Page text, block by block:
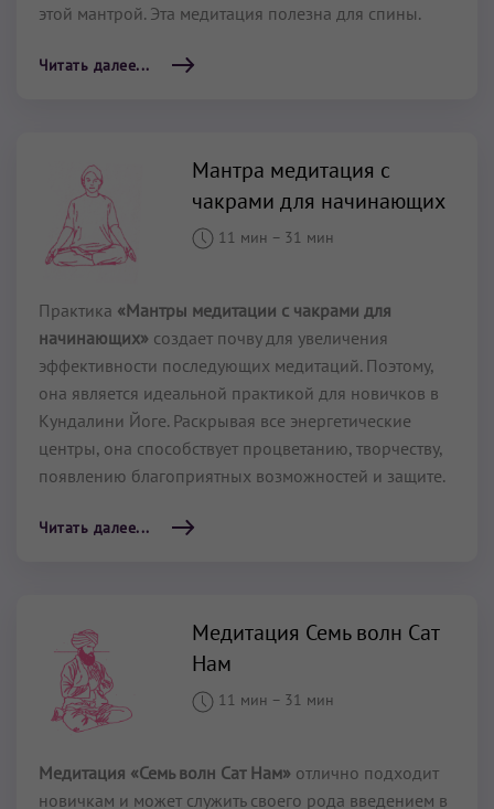
этой мантрой. Эта медитация полезна для спины.
Читать далее...
Мантра медитация с
чакрами для начинающих
11 мин – 31 мин
Практика «Мантры медитации с чакрами для
начинающих» создает почву для увеличения
эффективности последующих медитаций. Поэтому,
она является идеальной практикой для новичков в
Кундалини Йоге. Раскрывая все энергетические
центры, она способствует процветанию, творчеству,
появлению благоприятных возможностей и защите.
Читать далее...
Медитация Семь волн Сат
Нам
11 мин – 31 мин
Медитация «Семь волн Сат Нам» отлично подходит
новичкам и может служить своего рода введением в